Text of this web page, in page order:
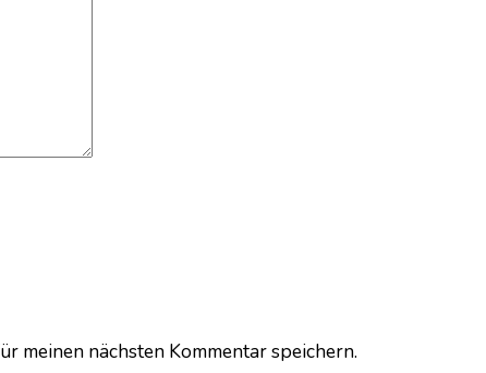
meinen nächsten Kommentar speichern.